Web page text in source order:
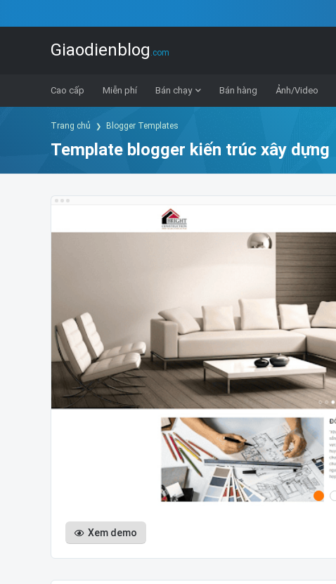
Giaodienblog .com
Cao cấp Miễn phí Bán chạy Bán hàng Ảnh/Video
Trang chủ Blogger Templates
Template blogger kiến trúc xây dựng
Xem demo